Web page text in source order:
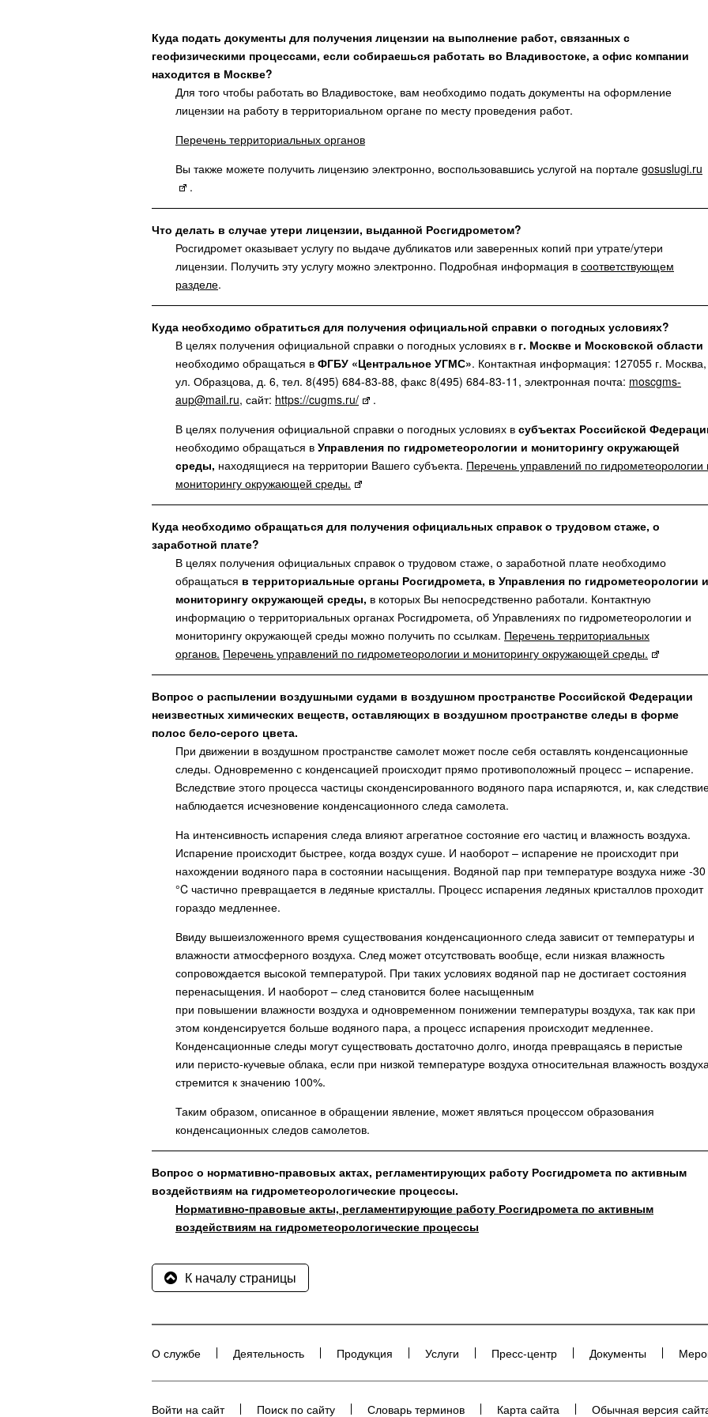
Куда подать документы для получения лицензии на выполнение работ, связанных с
геофизическими процессами, если собираешься работать во Владивостоке, а офис компании
находится в Москве?
Для того чтобы работать во Владивостоке, вам необходимо подать документы на оформление
лицензии на работу в территориальном органе по месту проведения работ.
Перечень территориальных органов
Вы также можете получить лицензию электронно, воспользовавшись услугой на портале gosuslugi.ru
.
Что делать в случае утери лицензии, выданной Росгидрометом?
Росгидромет оказывает услугу по выдаче дубликатов или заверенных копий при утрате/утери
лицензии. Получить эту услугу можно электронно. Подробная информация в соответствующем
разделе.
Куда необходимо обратиться для получения официальной справки о погодных условиях?
В целях получения официальной справки о погодных условиях в г. Москве и Московской области
необходимо обращаться в ФГБУ «Центральное УГМС». Контактная информация: 127055 г. Москва,
ул. Образцова, д. 6, тел. 8(495) 684-83-88, факс 8(495) 684-83-11, электронная почта: moscgms-
aup@mail.ru, сайт: https://cugms.ru/
.
В целях получения официальной справки о погодных условиях в субъектах Российской
необходимо обращаться в Управления по гидрометеорологии и мониторингу окружающей
среды, находящиеся на территории Вашего субъекта. Перечень управлений по гидрометеорологии
мониторингу окружающей среды.
Куда необходимо обращаться для получения официальных справок о трудовом стаже, о
заработной плате?
В целях получения официальных справок о трудовом стаже, о заработной плате необходимо
обращаться в территориальные органы Росгидромета, в Управления по гидрометеорологии и
мониторингу окружающей среды, в которых Вы непосредственно работали. Контактную
информацию о территориальных органах Росгидромета, об Управлениях по гидрометеорологии и
мониторингу окружающей среды можно получить по ссылкам. Перечень территориальных
органов. Перечень управлений по гидрометеорологии и мониторингу окружающей среды.
Вопрос о распылении воздушными судами в воздушном пространстве Российской Федерации
неизвестных химических веществ, оставляющих в воздушном пространстве следы в форме
полос бело-серого цвета.
При движении в воздушном пространстве самолет может после себя оставлять конденсационные
следы. Одновременно с конденсацией происходит прямо противоположный процесс – испарение.
Вследствие этого процесса частицы сконденсированного водяного пара испаряются, и, как
наблюдается исчезновение конденсационного следа самолета.
На интенсивность испарения следа влияют агрегатное состояние его частиц и влажность воздуха.
Испарение происходит быстрее, когда воздух суше. И наоборот – испарение не происходит при
нахождении водяного пара в состоянии насыщения. Водяной пар при температуре воздуха ниже -30
°C частично превращается в ледяные кристаллы. Процесс испарения ледяных кристаллов проходит
гораздо медленнее.
Ввиду вышеизложенного время существования конденсационного следа зависит от температуры и
влажности атмосферного воздуха. След может отсутствовать вообще, если низкая влажность
сопровождается высокой температурой. При таких условиях водяной пар не достигает состояния
перенасыщения. И наоборот – след становится более насыщенным
при повышении влажности воздуха и одновременном понижении температуры воздуха, так как при
этом конденсируется больше водяного пара, а процесс испарения происходит медленнее.
Конденсационные следы могут существовать достаточно долго, иногда превращаясь в перистые
или перисто-кучевые облака, если при низкой температуре воздуха относительная влажность
стремится к значению 100%.
Таким образом, описанное в обращении явление, может являться процессом образования
конденсационных следов самолетов.
Вопрос о нормативно-правовых актах, регламентирующих работу Росгидромета по активным
воздействиям на гидрометеорологические процессы.
Нормативно-правовые акты, регламентирующие работу Росгидромета по активным
воздействиям на гидрометеорологические процессы
К началу страницы
О службе Деятельность Продукция Услуги Пресс-центр Документы
Войти на сайт Поиск по сайту Словарь терминов Карта сайта Обычная версия